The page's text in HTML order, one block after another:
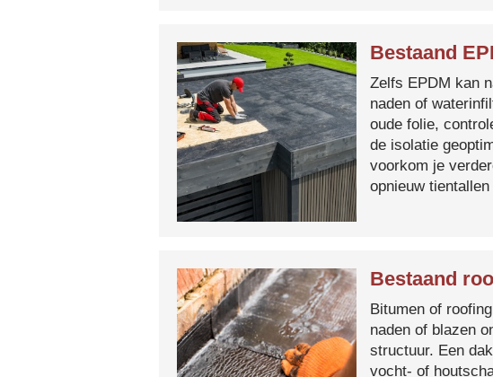
Bestaand
Zelfs EPDM kan
naden of
oude folie,
de isolatie
voorkom je
opnieuw
Bestaand
Bitumen of
naden of blazen
structuur. Een
vocht- of